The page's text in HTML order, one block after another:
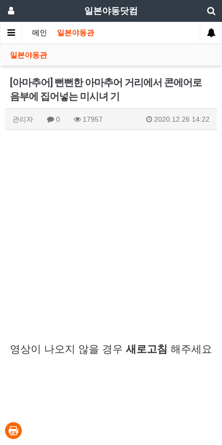
일본야동닷컴
메인 일본야동관
일본야동관
[아마추어] 뻔뻔한 아마추어 거리에서 콘에어로
음부에 집어넣는 미시녀 기
관리자 0 17957 2020.12.26 14:22
영상이 나오지 않을 경우 새로고침 해주세요